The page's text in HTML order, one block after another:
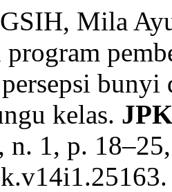
Mila
program
kelas.
n. 1, p.